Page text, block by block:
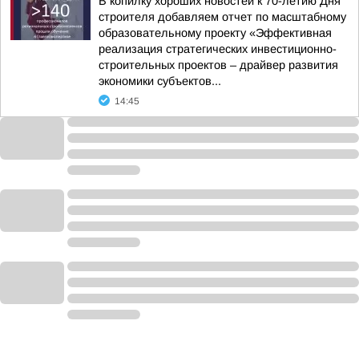
строителя добавляем отчет по масштабному
образовательному проекту «Эффективная
реализация стратегических инвестиционно-
строительных проектов – драйвер развития
экономики субъектов...
14:45